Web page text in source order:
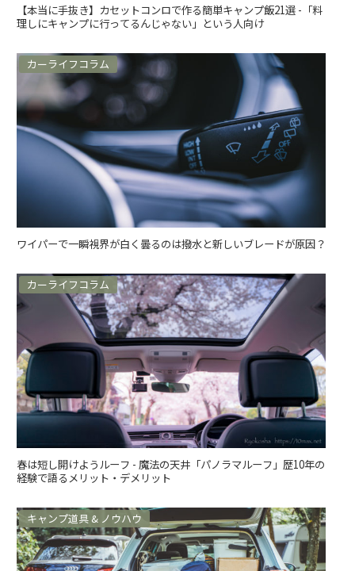
【本当に手抜き】カセットコンロで作る簡単キャンプ飯21選 -「料
理しにキャンプに行ってるんじゃない」という人向け
カーライフコラム
ワイパーで一瞬視界が白く曇るのは撥水と新しいブレードが原因？
カーライフコラム
春は短し開けようルーフ - 魔法の天井「パノラマルーフ」歴10年の
経験で語るメリット・デメリット
キャンプ道具 & ノウハウ